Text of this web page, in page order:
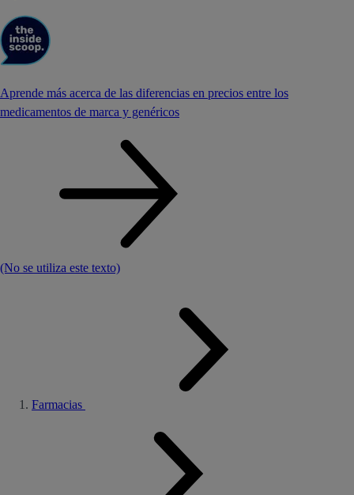
Aprende más acerca de las diferencias en precios entre los
medicamentos de marca y genéricos
(No se utiliza este texto)
Farmacias